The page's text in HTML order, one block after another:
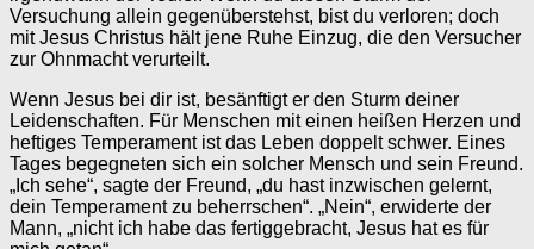
Versuchung allein gegenüberstehst, bist du verloren; doch
mit Jesus Christus hält jene Ruhe Einzug, die den Versucher
zur Ohnmacht verurteilt.
Wenn Jesus bei dir ist, besänftigt er den Sturm deiner
Leidenschaften. Für Menschen mit einen heißen Herzen und
heftiges Temperament ist das Leben doppelt schwer. Eines
Tages begegneten sich ein solcher Mensch und sein Freund.
„Ich sehe“, sagte der Freund, „du hast inzwischen gelernt,
dein Temperament zu beherrschen“. „Nein“, erwiderte der
Mann, „nicht ich habe das fertiggebracht, Jesus hat es für